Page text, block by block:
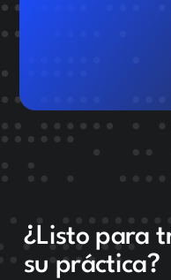
¿Listo para
su práctica?